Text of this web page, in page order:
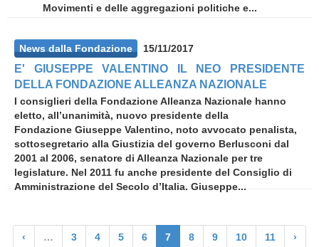
Movimenti e delle aggregazioni politiche e...
News dalla Fondazione 15/11/2017
E' GIUSEPPE VALENTINO IL NEO PRESIDENTE
DELLA FONDAZIONE ALLEANZA NAZIONALE
I consiglieri della Fondazione Alleanza Nazionale hanno
eletto, all’unanimità, nuovo presidente della
Fondazione Giuseppe Valentino, noto avvocato penalista,
sottosegretario alla Giustizia del governo Berlusconi dal
2001 al 2006, senatore di Alleanza Nazionale per tre
legislature. Nel 2011 fu anche presidente del Consiglio di
Amministrazione del Secolo d’Italia. Giuseppe...
‹ … 3 4 5 6 7 8 9 10 11 ›